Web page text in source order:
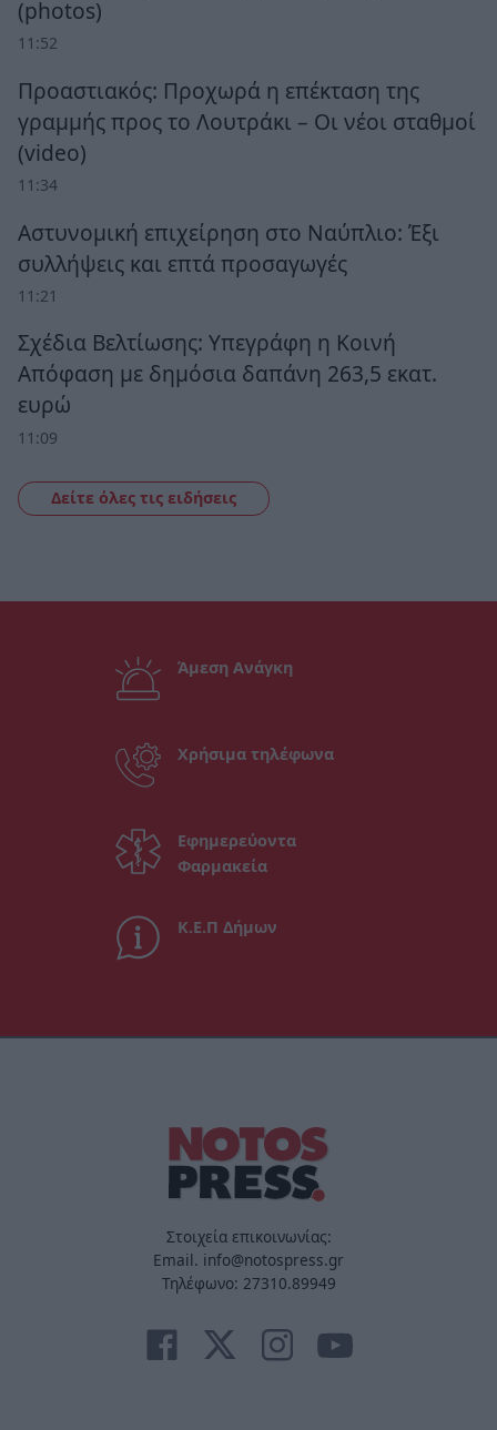
(photos)
11:52
Προαστιακός: Προχωρά η επέκταση της
γραμμής προς το Λουτράκι – Οι νέοι σταθμοί
(video)
11:34
Αστυνομική επιχείρηση στο Ναύπλιο: Έξι
συλλήψεις και επτά προσαγωγές
11:21
Σχέδια Βελτίωσης: Υπεγράφη η Κοινή
Απόφαση με δημόσια δαπάνη 263,5 εκατ.
ευρώ
11:09
Δείτε όλες τις ειδήσεις
Άμεση Ανάγκη
Χρήσιμα τηλέφωνα
Εφημερεύοντα
Φαρμακεία
Κ.Ε.Π Δήμων
Στοιχεία επικοινωνίας:
Email. info@notospress.gr
Τηλέφωνο: 27310.89949